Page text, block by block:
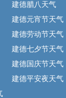
建德腊八天气
建德元宵节天气
建德劳动节天气
建德七夕节天气
建德国庆节天气
建德平安夜天气